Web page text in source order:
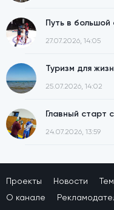
Путь в большой
27.07.2026, 14:05
Туризм для
25.07.2026, 14:02
Главный старт
24.07.2026, 13:59
Проекты Новости
О канале